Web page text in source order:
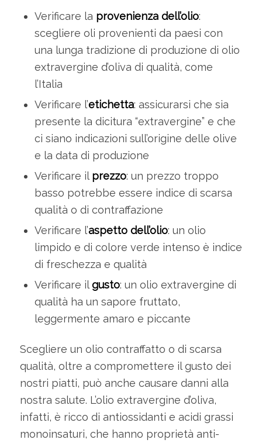
Verificare la provenienza dell’olio:
scegliere oli provenienti da paesi con
una lunga tradizione di produzione di olio
extravergine d’oliva di qualità, come
l’Italia
Verificare l’etichetta: assicurarsi che sia
presente la dicitura “extravergine” e che
ci siano indicazioni sull’origine delle olive
e la data di produzione
Verificare il prezzo: un prezzo troppo
basso potrebbe essere indice di scarsa
qualità o di contraffazione
Verificare l’aspetto dell’olio: un olio
limpido e di colore verde intenso è indice
di freschezza e qualità
Verificare ilgusto: un olio extravergine di
qualità ha un sapore fruttato,
leggermente amaro e piccante
Scegliere un olio contraffatto o di scarsa
qualità, oltre a compromettere il gusto dei
nostri piatti, può anche causare danni alla
nostra salute. L’olio extravergine d’oliva,
infatti, è ricco di antiossidanti e acidi grassi
monoinsaturi, che hanno proprietà anti-